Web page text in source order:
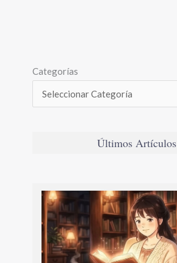
Categorías
Últimos Artículos